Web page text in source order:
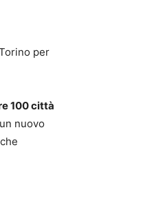
per
100 città
nuovo